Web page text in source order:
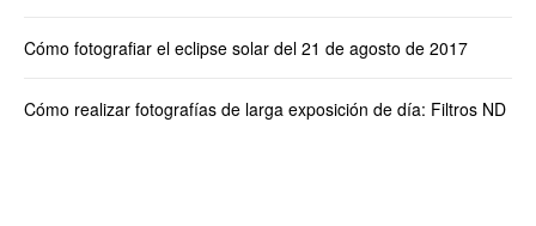
Cómo fotografiar el eclipse solar del 21 de agosto de 2017
Cómo realizar fotografías de larga exposición de día: Filtros ND